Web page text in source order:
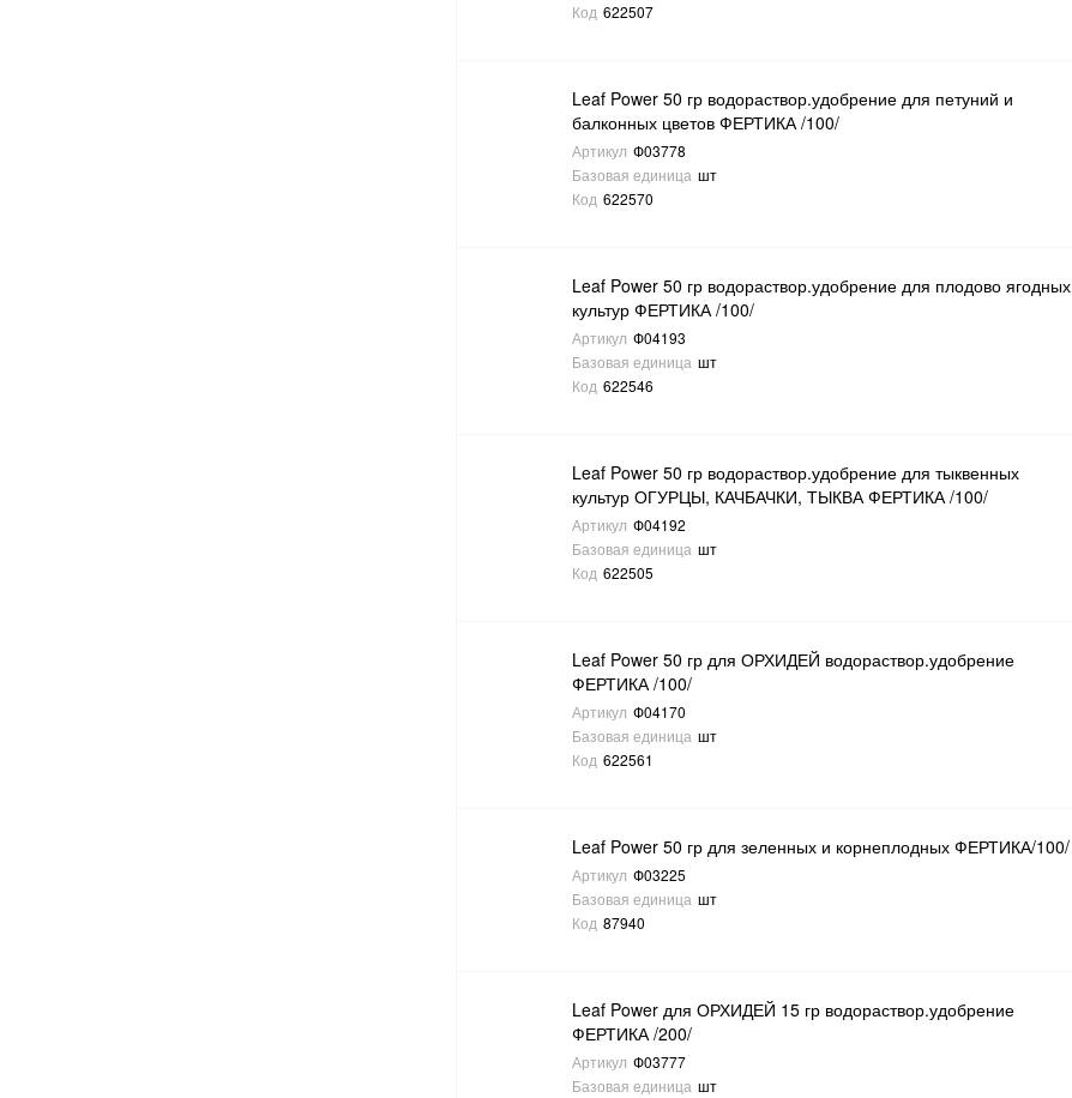
Код 622507
Leaf Power 50 гр водораствор.удобрение для петуний и
балконных цветов ФЕРТИКА /100/
Артикул Ф03778
Базовая единица шт
Код 622570
Leaf Power 50 гр водораствор.удобрение для плодово ягодных
культур ФЕРТИКА /100/
Артикул Ф04193
Базовая единица шт
Код 622546
Leaf Power 50 гр водораствор.удобрение для тыквенных
культур ОГУРЦЫ, КАЧБАЧКИ, ТЫКВА ФЕРТИКА /100/
Артикул Ф04192
Базовая единица шт
Код 622505
Leaf Power 50 гр для ОРХИДЕЙ водораствор.удобрение
ФЕРТИКА /100/
Артикул Ф04170
Базовая единица шт
Код 622561
Leaf Power 50 гр для зеленных и корнеплодных ФЕРТИКА/100/
Артикул Ф03225
Базовая единица шт
Код 87940
Leaf Power для ОРХИДЕЙ 15 гр водораствор.удобрение
ФЕРТИКА /200/
Артикул Ф03777
Базовая единица шт